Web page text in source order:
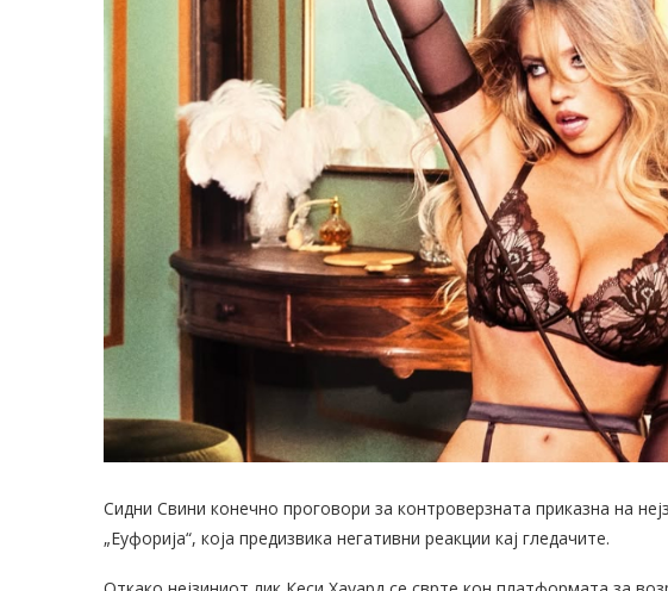
Сидни Свини конечно проговори за контроверзната приказна на
„Еуфорија“, која предизвика негативни реакции кај гледачите.